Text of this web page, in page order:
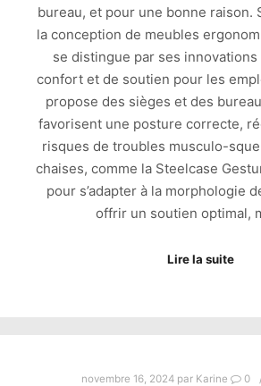
bureau, et pour une bonne raison.
la conception de meubles
se distingue par ses
confort et de soutien pour les
propose des sièges et des
favorisent une posture correcte,
risques de troubles musculo-
chaises, comme la Steelcase
pour s’adapter à la morphologie
offrir un soutien optimal,
Lire la suite
novembre 16, 2024 par Karine 0